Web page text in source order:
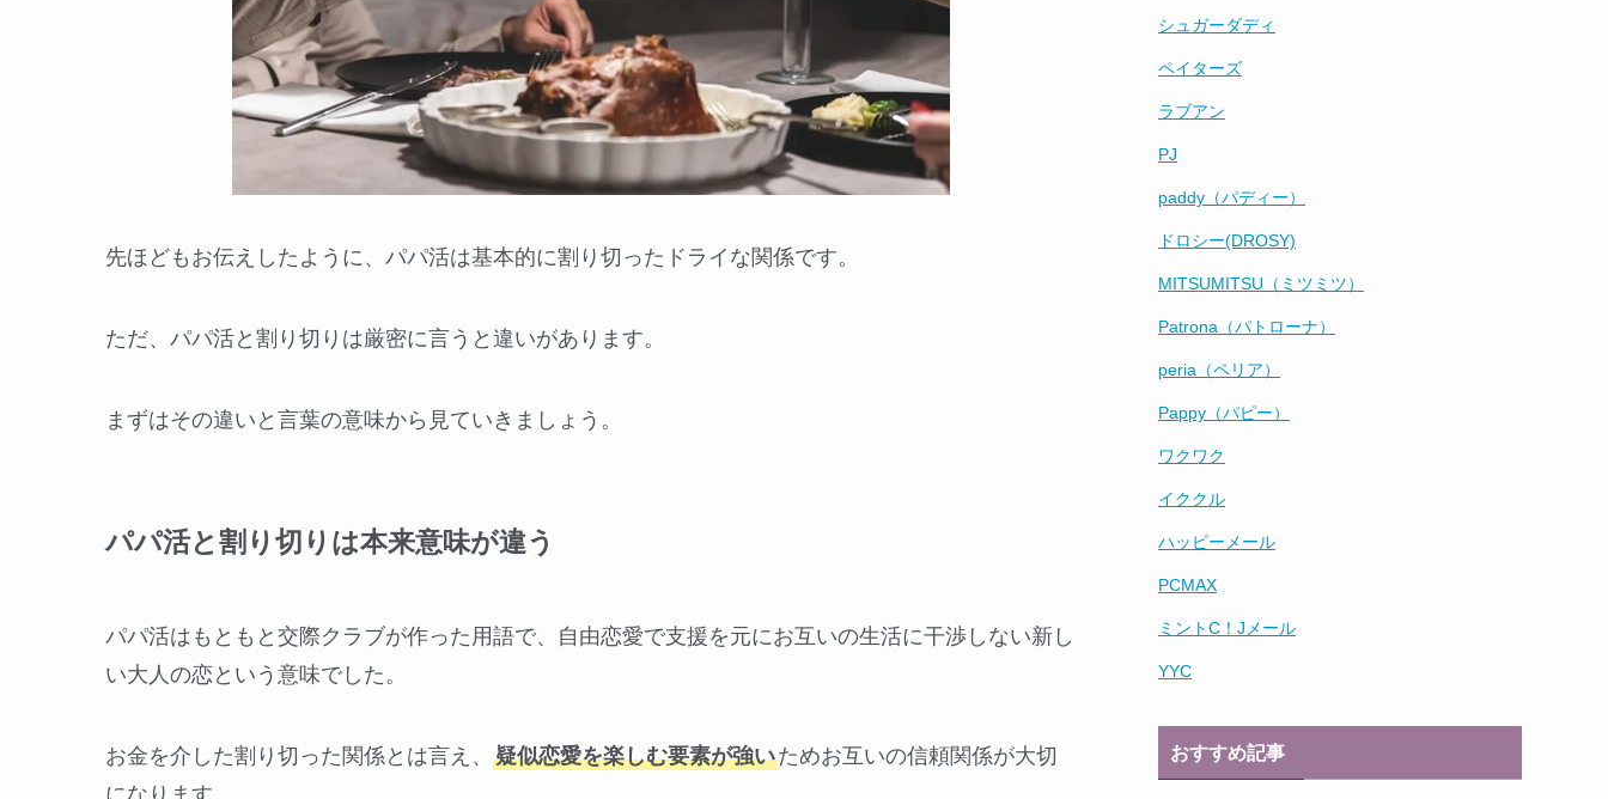
先ほどもお伝えしたように、パパ活は基本的に割り切ったドライな関係です。
ただ、パパ活と割り切りは厳密に言うと違いがあります。
まずはその違いと言葉の意味から見ていきましょう。
パパ活と割り切りは本来意味が違う
パパ活はもともと交際クラブが作った用語で、自由恋愛で支援を元にお互いの生活に干渉しない新し
い大人の恋という意味でした。
お金を介した割り切った関係とは言え、 疑似恋愛を楽しむ要素が強いためお互いの信頼関係が大切
になります。
シュガーダディ
ペイターズ
ラブアン
PJ
paddy（パディー）
ドロシー(DROSY)
MITSUMITSU（ミツミツ）
Patrona（パトローナ）
peria（ペリア）
Pappy（パピー）
ワクワク
イククル
ハッピーメール
PCMAX
ミントC！Jメール
YYC
おすすめ記事